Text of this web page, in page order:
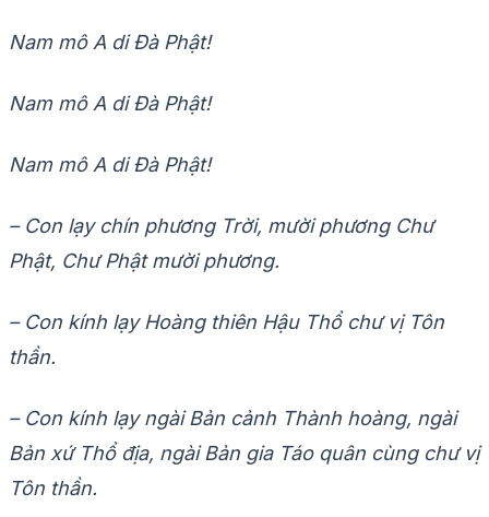
Nam mô A di Đà Phật!
Nam mô A di Đà Phật!
Nam mô A di Đà Phật!
– Con lạy chín phương Trời, mười phương Chư
Phật, Chư Phật mười phương.
– Con kính lạy Hoàng thiên Hậu Thổ chư vị Tôn
thần.
– Con kính lạy ngài Bản cảnh Thành hoàng, ngài
Bản xứ Thổ địa, ngài Bản gia Táo quân cùng chư vị
Tôn thần.